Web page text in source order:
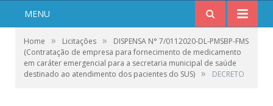
MENU
Home » Licitações »
DISPENSA N° 7/0112020-DL-PMSBP-FMS
(Contratação de empresa para fornecimento de medicamento
em caráter emergencial para a secretaria municipal de saúde
destinado ao atendimento dos pacientes do SUS) » DECRETO